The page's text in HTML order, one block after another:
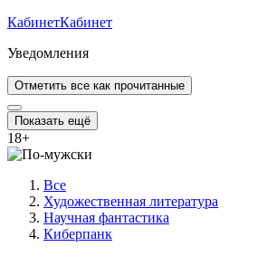
КабинетКабинет
Уведомления
Отметить все как прочитанные
Показать ещё
18+
Все
Художественная литература
Научная фантастика
Киберпанк